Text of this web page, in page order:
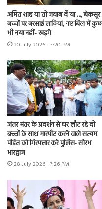
अमित शाह या तो जवाब दें या…., बेकसूर
बच्चों पर बरसाई लाठियां, नए बिल में कुछ
भी नया नहीं- खड़गे
30 July 2026 - 5:20 PM
जंतर मंतर के प्रदर्शन से घर लौट रहे दो
बच्चों के साथ मारपीट करने वाले सत्यम
पंडित को गिरफ्तार करे पुलिस- सौरभ
भारद्वाज
28 July 2026 - 7:26 PM